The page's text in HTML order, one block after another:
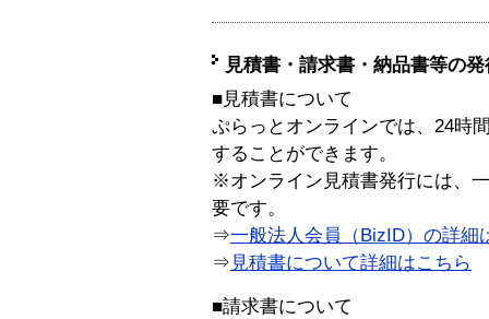
見積書・請求書・納品書等の
■見積書について
ぷらっとオンラインでは、24時
することができます。
※オンライン見積書発行には、
要です。
⇒一般法人会員（BizID）の詳細
⇒ 見積書について詳細はこちら
■請求書について